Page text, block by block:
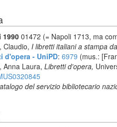
199001472 (= Napoli 1713, ma
Claudio, I libretti italiani a stampa
d'opera - UniPD: 6979 (mus.:
Anna Laura, Libretti d'opera,
del servizio bibliotecario